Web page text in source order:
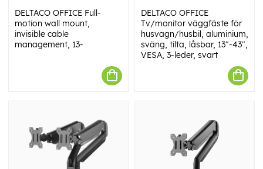
DELTACO OFFICE Full-
motion wall mount,
invisible cable
management, 13-
DELTACO OFFICE
Tv/monitor väggfäste för
husvagn/husbil, aluminium,
sväng, tilta, låsbar, 13"-43",
VESA, 3-leder, svart